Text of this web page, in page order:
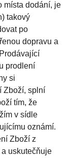
místa dodání, je
takový
po
dopravu a
prodlení
si
Zboží, splní
tím, že
v sídle
oznámí.
Zboží z
uskutečňuje